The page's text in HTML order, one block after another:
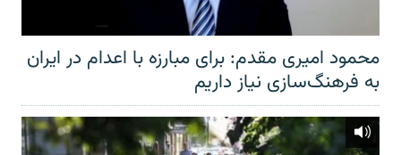
محمود امیری مقدم: برای مبارزه با اعدام در ایران
به فرهنگ‌سازی نیاز داریم